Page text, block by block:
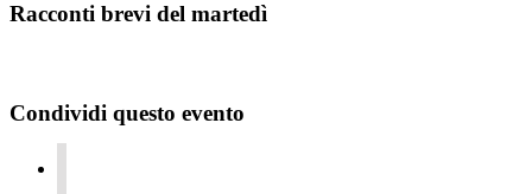
Racconti brevi del martedì
Condividi questo evento